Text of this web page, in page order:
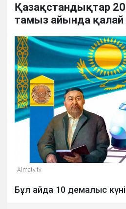
Қазақстандықтар
тамыз айында
Almaty.tv
Бұл айда 10 демалыс